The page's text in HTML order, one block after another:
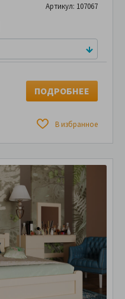
Артикул: 107067
В избранное
ПОДРОБНЕЕ